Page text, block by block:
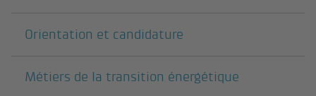
Orientation et candidature
Métiers de la transition énergétique